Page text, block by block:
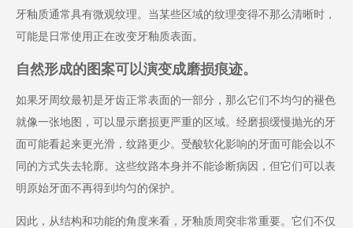
牙釉质通常具有微观纹理。当某些区域的纹理变得不那么清晰时，
可能是日常使用正在改变牙釉质表面。
自然形成的图案可以演变成磨损痕迹。
如果牙周纹最初是牙齿正常表面的一部分，那么它们不均匀的褪色
就像一张地图，可以显示磨损更严重的区域。经磨损缓慢抛光的牙
面可能看起来更光滑，纹路更少。受酸软化影响的牙面可能会以不
同的方式失去轮廓。这些纹路本身并不能诊断病因，但它们可以表
明原始牙面不再得到均匀的保护。
因此，从结构和功能的角度来看，牙釉质周突非常重要。它们不仅